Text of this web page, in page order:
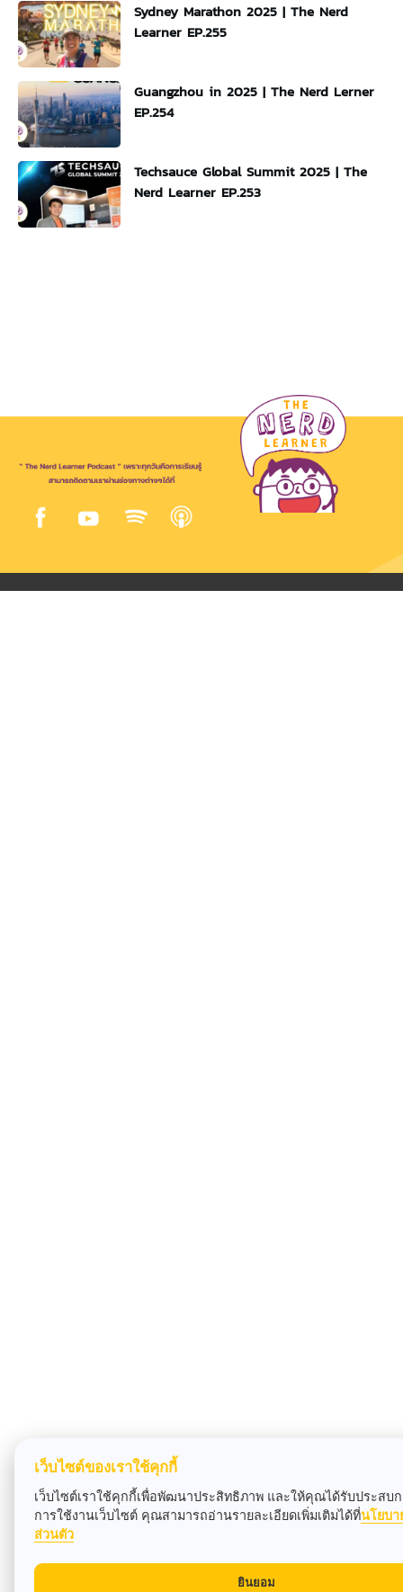
Sydney Marathon 2025 | The Nerd
Learner EP.255
Guangzhou in 2025 | The Nerd Lerner
EP.254
Techsauce Global Summit 2025 | The
Nerd Learner EP.253
เว็บไซต์ของเราใช้คุกกี้
เว็บไซต์เราใช้คุกกี้เพื่อพัฒนาประสิทธิภาพ และให้คุณได้รับประสบ
การใช้งานเว็บไซต์ คุณสามารถอ่านรายละเอียดเพิ่มเติมได้ที่นโยบา
ส่วนตัว
ยินยอม